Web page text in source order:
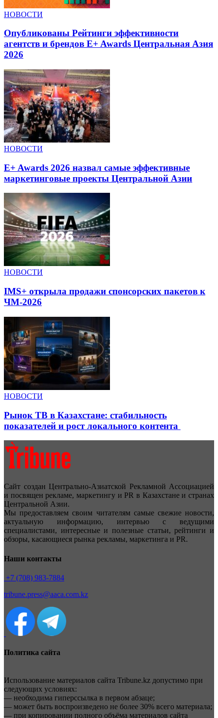
НОВОСТИ
Опубликованы Рейтинги эффективности
агентств и брендов E+ Awards Центральная Азия
2026
НОВОСТИ
E+ Awards 2026 назвал самые эффективные
маркетинговые проекты Центральной Азии
НОВОСТИ
IMS+ открыла продажи спонсорских пакетов к
ЧМ-2026
НОВОСТИ
Рынок ТВ в Казахстане: стабильность
показателей и рост локального контента
Сайт создан Центрально-Азиатской Рекламной Ассоциацией
и посвящен рекламе, маркетингу и PR в Казахстане и странах
Центральной Азии.
Мы предоставляем своим читателям самые свежие новости,
актуальную информацию, интервью с ведущими
специалистами, интересные и полезные статьи, рейтинги и
обзоры, касающиеся рынка рекламы, маркетинга и PR.
Наши контакты
+7 (708) 983-7884
tribune.press@aaca.com.kz
Политика сайта
Использование материалов сайта Tribune.kz допустимо при
следующих условиях:
— необходима гиперссылка в первом абзаце;
— может быть воспроизведено не более 30% всего материала;
— при копировании полного объёма материалов сайта